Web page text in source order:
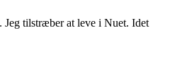
tilstræber at leve i Nuet. Idet